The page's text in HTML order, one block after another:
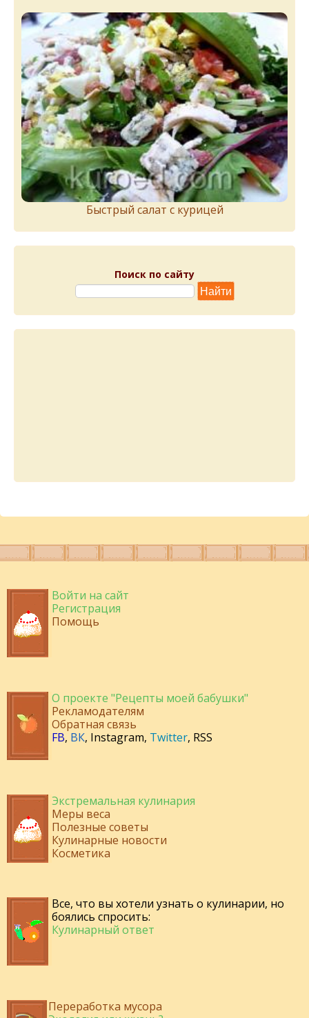
Быстрый салат с курицей
Поиск по сайту
Войти на сайт
Регистрация
Помощь
О проекте "Рецепты моей бабушки"
Рекламодателям
Обратная связь
FB, ВК, Instagram, Twitter, RSS
Экстремальная кулинария
Меры веса
Полезные советы
Кулинарные новости
Косметика
Все, что вы хотели узнать о кулинарии, но
боялись спросить:
Кулинарный ответ
Переработка мусора